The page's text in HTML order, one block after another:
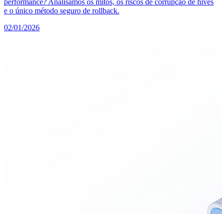
e o único método seguro de rollback.
02/01/2026